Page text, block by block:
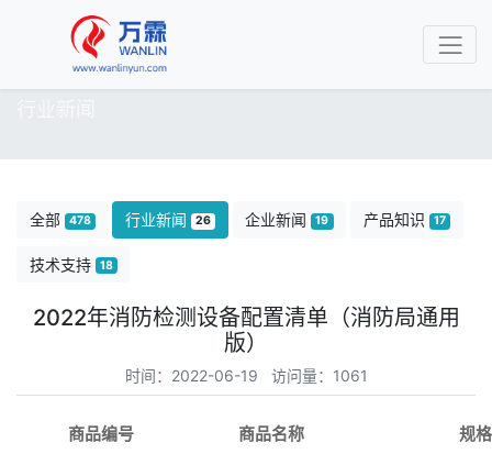
全部 478 行业新闻 26 企业新闻 19 产品知识 17
技术支持 18
2022年消防检测设备配置清单（消防局通用
版）
时间：2022-06-19 访问量：1061
商品编号 商品名称 规格